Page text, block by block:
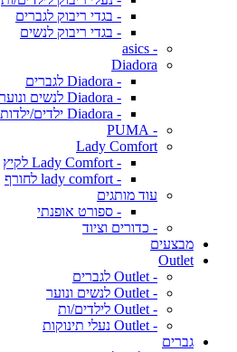
- בגדי ריבוק לגברים
- בגדי ריבוק לנשים
- asics
Diadora
- Diadora לגברים
- Diadora לנשים ונוער
- Diadora ילדים/ילדות
- PUMA
Lady Comfort
- Lady Comfort לקיץ
- lady comfort לחורף
עוד מותגים
- ספורט אופנתי
- כדורים וציוד
מבצעים
Outlet
- Outlet לגברים
- Outlet לנשים ונוער
- Outlet לילדים/ות
- Outlet נעלי תינוקות
גברים